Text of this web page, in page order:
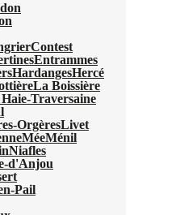
Contest
Entrammes
HardangesHercé
La Boissière
Traversaine
OrgèresLivet
MéeMénil
Niafles
d'Anjou
Pail